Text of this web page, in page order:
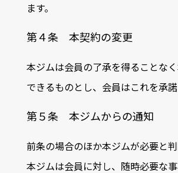
ます。
第４条 本契約の変更
本ジムは会員の了承を得ることな
できるものとし、会員はこれを承諾
第５条 本ジムからの通知
前条の場合のほか本ジムが必要と判
本ジムは会員に対し、随時必要な